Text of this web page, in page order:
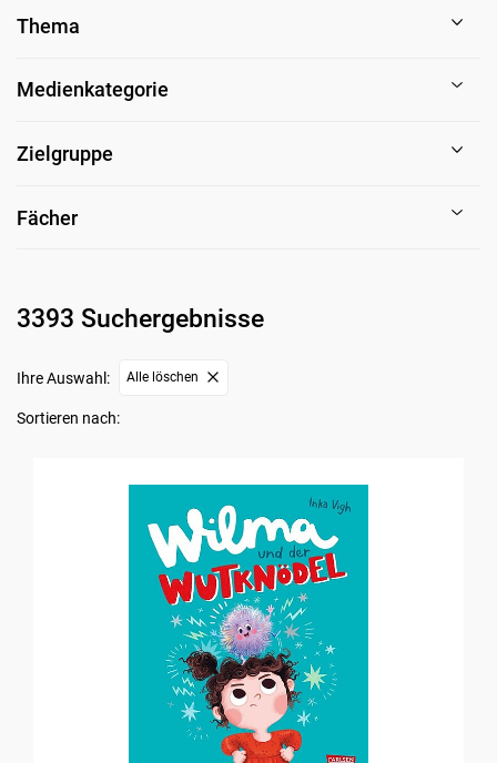
Thema
Medienkategorie
Zielgruppe
Fächer
3393 Suchergebnisse
Ihre Auswahl: Alle löschen
Sortieren nach: